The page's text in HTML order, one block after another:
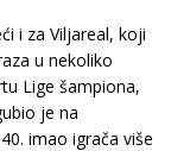
i za Viljareal, koji
u nekoliko
Lige šampiona,
je na
imao igrača više